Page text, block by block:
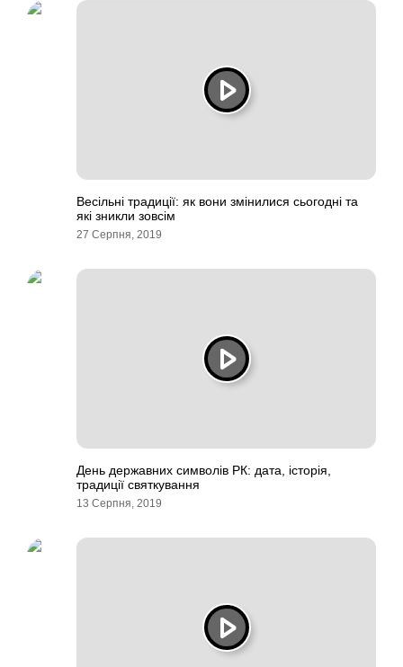
Весільні традиції: як вони змінилися сьогодні та
які зникли зовсім
27 Серпня, 2019
День державних символів РК: дата, історія,
традиції святкування
13 Серпня, 2019